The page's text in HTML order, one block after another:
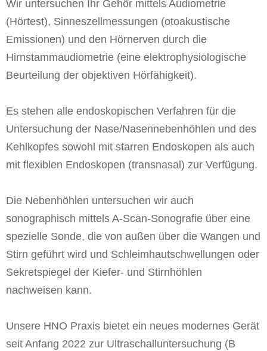
Wir untersuchen Ihr Gehör mittels Audiometrie
(Hörtest), Sinneszellmessungen (otoakustische
Emissionen) und den Hörnerven durch die
Hirnstammaudiometrie (eine elektrophysiologische
Beurteilung der objektiven Hörfähigkeit).
Es stehen alle endoskopischen Verfahren für die
Untersuchung der Nase/Nasennebenhöhlen und des
Kehlkopfes sowohl mit starren Endoskopen als auch
mit flexiblen Endoskopen (transnasal) zur Verfü­gung.
Die Nebenhöhlen untersuchen wir auch
sonographisch mittels A-Scan-Sonografie über eine
spezielle Sonde, die von außen über die Wangen und
Stirn geführt wird und Schleimhautschwellungen oder
Sekret­spiegel der Kiefer- und Stirnhöhlen
nachweisen kann.
Unsere HNO Praxis bietet ein neues modernes Gerät
seit Anfang 2022 zur Ultraschalluntersuchung (B